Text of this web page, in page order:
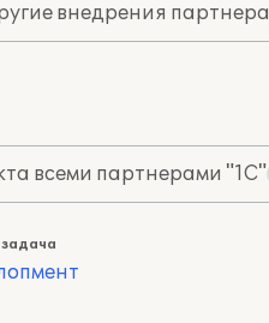
внедрения партнера
всеми партнерами "1С"